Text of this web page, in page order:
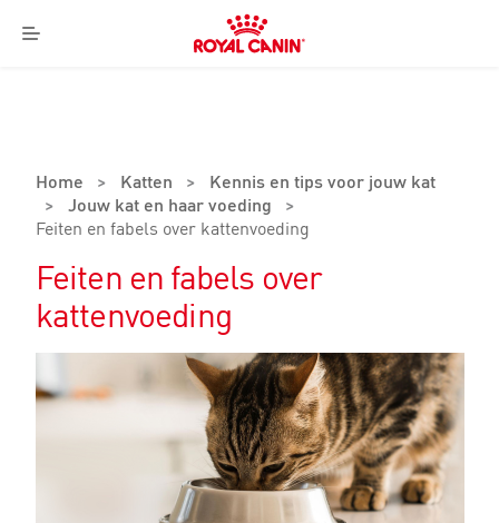
Menu
Royal
Canin
Home > Katten >
Kennis en tips voor jouw kat
> Jouw kat en haar voeding
>
Feiten en fabels over kattenvoeding
Feiten en fabels over
kattenvoeding